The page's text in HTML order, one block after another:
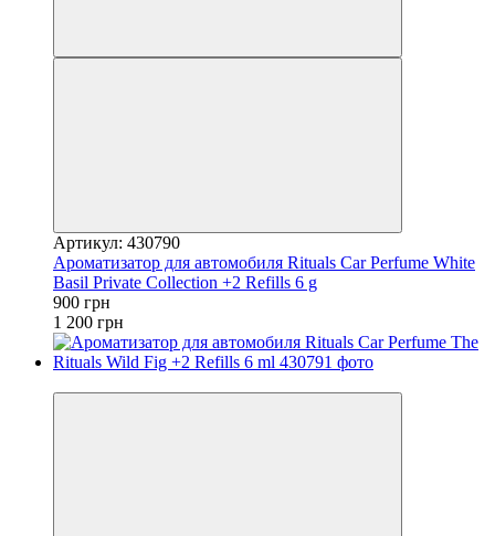
Артикул: 430790
Ароматизатор для автомобиля Rituals ​Car Perfume ​White
Basil Private Collection +2 Refills 6 g
900 грн
1 200 грн